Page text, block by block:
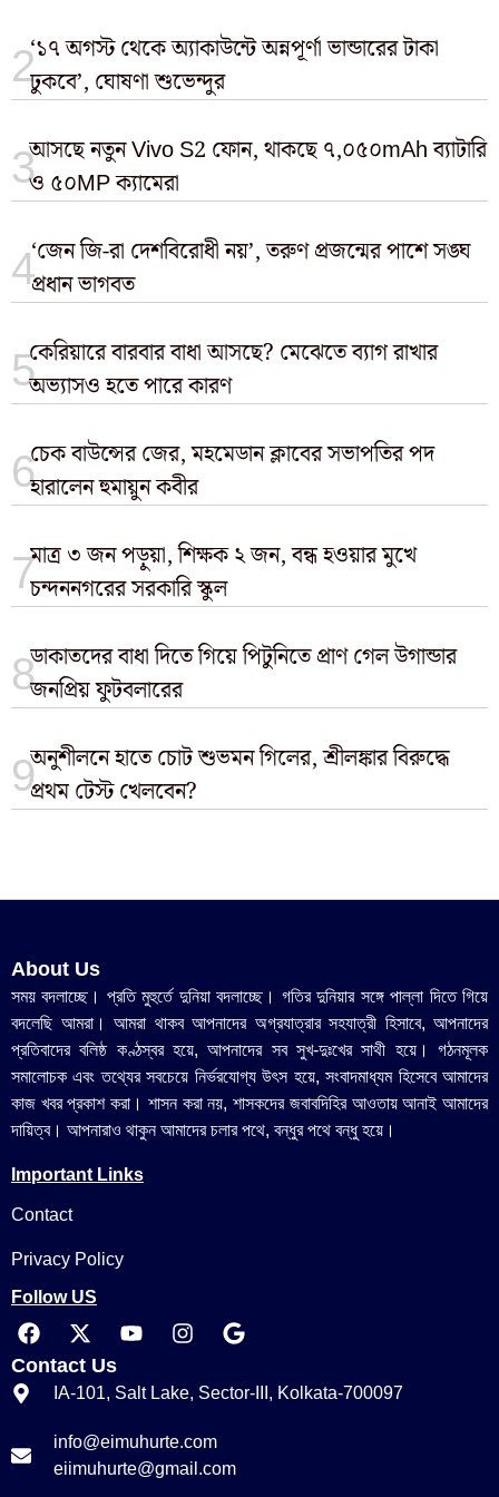
‘১৭ অগস্ট থেকে অ্যাকাউন্টে অন্নপূর্ণা ভান্ডারের টাকা
ঢুকবে’, ঘোষণা শুভেন্দুর
আসছে নতুন Vivo S2 ফোন, থাকছে ৭,০৫০mAh ব্যাটারি
ও ৫০MP ক্যামেরা
‘জেন জি-রা দেশবিরোধী নয়’, তরুণ প্রজন্মের পাশে সঙ্ঘ
প্রধান ভাগবত
কেরিয়ারে বারবার বাধা আসছে? মেঝেতে ব্যাগ রাখার
অভ্যাসও হতে পারে কারণ
চেক বাউন্সের জের, মহমেডান ক্লাবের সভাপতির পদ
হারালেন হুমায়ুন কবীর
মাত্র ৩ জন পড়ুয়া, শিক্ষক ২ জন, বন্ধ হওয়ার মুখে
চন্দননগরের সরকারি স্কুল
ডাকাতদের বাধা দিতে গিয়ে পিটুনিতে প্রাণ গেল উগান্ডার
জনপ্রিয় ফুটবলারের
অনুশীলনে হাতে চোট শুভমন গিলের, শ্রীলঙ্কার বিরুদ্ধে
প্রথম টেস্ট খেলবেন?
About Us
সময় বদলাচ্ছে। প্রতি মুহুর্তে দুনিয়া বদলাচ্ছে। গতির দুনিয়ার সঙ্গে পাল্লা দিতে গিয়ে
বদলেছি আমরা। আমরা থাকব আপনাদের অগ্রযাত্রার সহযাত্রী হিসাবে, আপনাদের
প্রতিবাদের বলিষ্ঠ কণ্ঠস্বর হয়ে, আপনাদের সব সুখ-দুঃখের সাথী হয়ে। গঠনমূলক
সমালোচক এবং তথ্যের সবচেয়ে নির্ভরযোগ্য উ‍ৎস হয়ে, সংবাদমাধ্যম হিসেবে আমাদের
কাজ খবর প্রকাশ করা। শাসন করা নয়, শাসকদের জবাবদিহির আওতায় আনাই আমাদের
দায়িত্ব। আপনারাও থাকুন আমাদের চলার পথে, বন্ধুর পথে বন্ধু হয়ে।
Important Links
Contact
Privacy Policy
Follow US
Contact Us
IA-101, Salt Lake, Sector-III, Kolkata-700097
info@eimuhurte.com
eiimuhurte@gmail.com